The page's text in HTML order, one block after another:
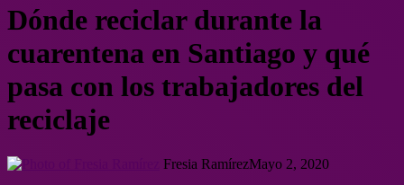
Dónde reciclar durante la
cuarentena en Santiago y qué
pasa con los trabajadores del
reciclaje
Fresia RamírezMayo 2, 2020